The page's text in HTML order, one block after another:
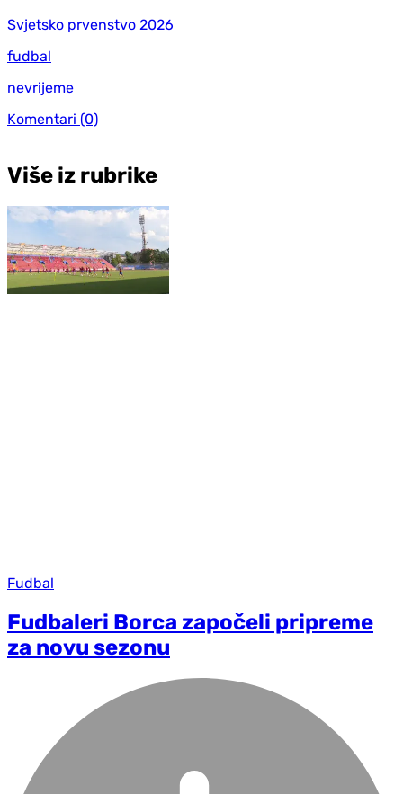
Svjetsko prvenstvo 2026
fudbal
nevrijeme
Komentari (0)
Više iz rubrike
Fudbal
Fudbaleri Borca započeli pripreme
za novu sezonu